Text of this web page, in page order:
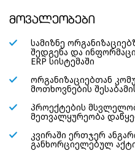
მოვალეობები
სამიზნე
შედგენა და
ERP სისტემაში
ორგანიზაციებთან
მოთხოვნების
პროექტების
მეთვალყურეობა
კვირაში ერთჯერ
განხორციელებულ